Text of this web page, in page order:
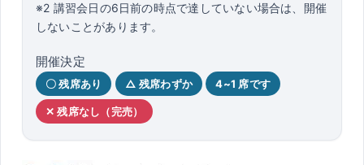
※2 講習会日の6日前の時点で達していない場合は、開催
しないことがあります。
開催決定
〇 残席あり △ 残席わずか 4~1 席です
✕ 残席なし（完売）